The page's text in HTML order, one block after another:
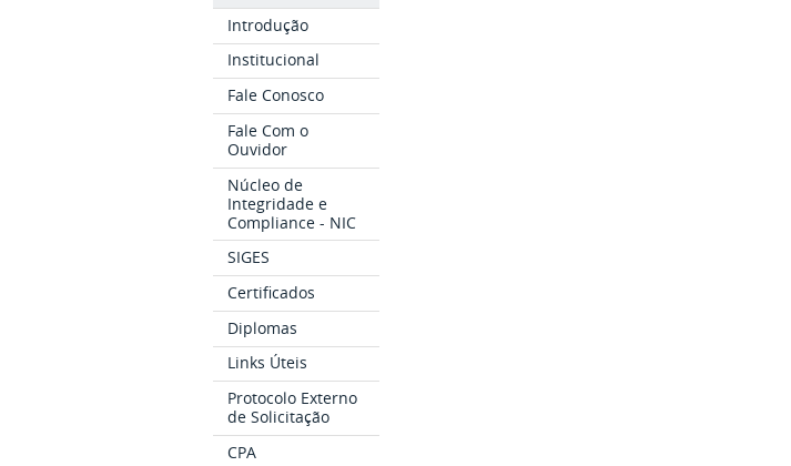
Introdução
Institucional
Fale Conosco
Fale Com o
Ouvidor
Núcleo de
Integridade e
Compliance - NIC
SIGES
Certificados
Diplomas
Links Úteis
Protocolo Externo
de Solicitação
CPA